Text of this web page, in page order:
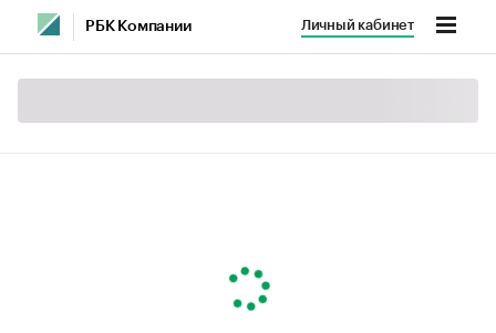
РБК Компании Личный кабинет